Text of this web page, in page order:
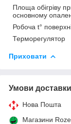
Площа обігріву
основному
Робоча t°
Терморегулятор
Приховати
Умови доставки
Нова Пошта
Магазини